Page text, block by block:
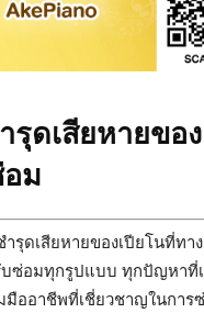
รุดเสียหายขอ
อม
รุดเสียหายของเปียโนที่ทา
บซ่อมทุกรูปแบบ ทุกปัญหาที่
ออาชีพที่เชี่ยวชาญในการ